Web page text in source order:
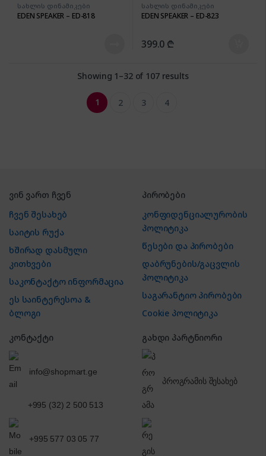
სახლის დინამიკები
EDEN SPEAKER – ED-818
სახლის დინამიკები
EDEN SPEAKER – ED-823
399.0 ₾
Showing 1–32 of 107 results
1 2 3 4
ვინ ვართ ჩვენ
ჩვენ შესახებ
საიტის რუქა
ხშირად დასმული
კითხვები
საკონტაქტო ინფორმაცია
ეს საინტერესოა &
ბლოგი
პირობები
კონფიდენციალურობის
პოლიტიკა
წესები და პირობები
დაბრუნების/გაცვლის
პოლიტიკა
საგარანტიო პირობები
Cookie პოლიტიკა
კონტაქტი
info@shopmart.ge
+995 (32) 2 500 513
+995 577 03 05 77
გახდი პარტნიორი
პროგრამის შესახებ